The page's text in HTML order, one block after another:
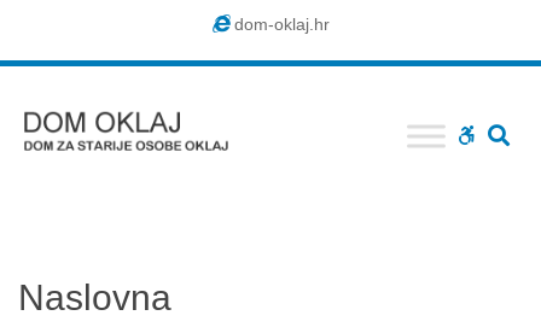
dom-oklaj.hr
WCAG
Naslovna